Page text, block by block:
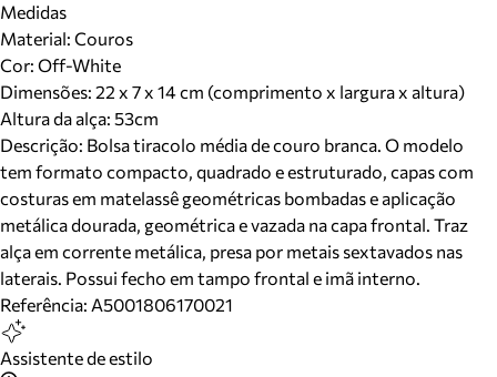
Medidas
Material: Couros
Cor: Off-White
Dimensões: 22 x 7 x 14 cm (comprimento x largura x altura)
Altura da alça: 53cm
Descrição: Bolsa tiracolo média de couro branca. O modelo
tem formato compacto, quadrado e estruturado, capas com
costuras em matelassê geométricas bombadas e aplicação
metálica dourada, geométrica e vazada na capa frontal. Traz
alça em corrente metálica, presa por metais sextavados nas
laterais. Possui fecho em tampo frontal e imã interno.
Referência: A5001806170021
Assistente de estilo